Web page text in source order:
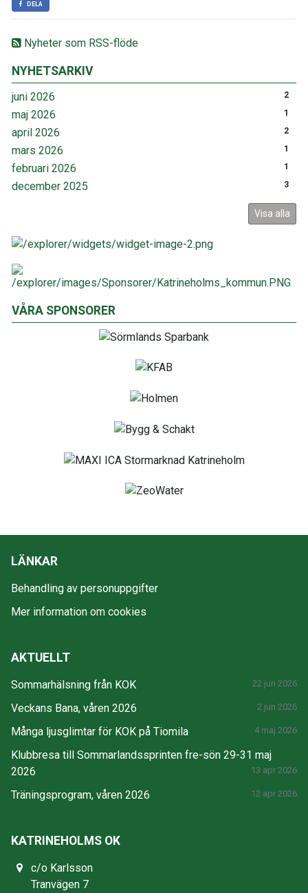
Nyheter som RSS-flöde
NYHETSARKIV
juni 2026 2
maj 2026 1
april 2026 2
mars 2026 1
februari 2026 1
december 2025 3
Visa alla
DELA
VÅRA SPONSORER
LÄNKAR
Behandling av personuppgifter
Mer information om cookies
AKTUELLT
Sommarhälsning från KOK 22 jun 2026
Veckans Bana, våren 2026 2 jun 2026
Många ljusglimtar för KOK på Tiomila 4 maj 2026
Klubbresa till Sommarlandssprinten fre-sön 29-31 maj
2026
13 apr 2026
Träningsprogram, våren 2026 12 apr 2026
KATRINEHOLMS OK
c/o Karlsson
Tranvägen 7